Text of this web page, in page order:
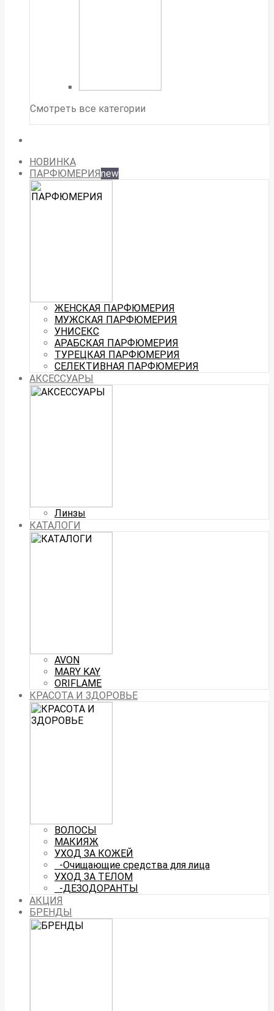
Смотреть все категории
НОВИНКА
ПАРФЮМЕРИЯnew
ЖЕНСКАЯ ПАРФЮМЕРИЯ
МУЖСКАЯ ПАРФЮМЕРИЯ
УНИСЕКС
АРАБСКАЯ ПАРФЮМЕРИЯ
ТУРЕЦКАЯ ПАРФЮМЕРИЯ
СЕЛЕКТИВНАЯ ПАРФЮМЕРИЯ
АКСЕССУАРЫ
Линзы
КАТАЛОГИ
AVON
MARY KAY
ORIFLAME
КРАСОТА И ЗДОРОВЬЕ
ВОЛОСЫ
МАКИЯЖ
УХОД ЗА КОЖЕЙ
-Очищающие средства для лица
УХОД ЗА ТЕЛОМ
-ДЕЗОДОРАНТЫ
АКЦИЯ
БРЕНДЫ